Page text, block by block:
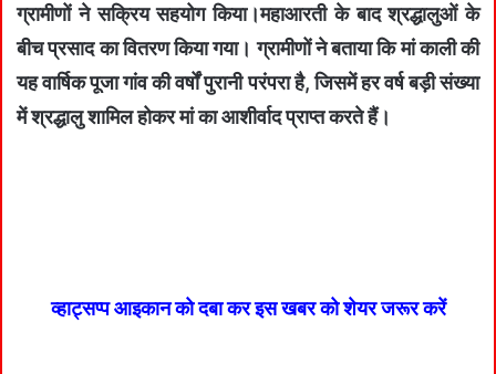
ग्रामीणों ने सक्रिय सहयोग किया।महाआरती के बाद श्रद्धालुओं के
बीच प्रसाद का वितरण किया गया। ग्रामीणों ने बताया कि मां काली की
यह वार्षिक पूजा गांव की वर्षों पुरानी परंपरा है, जिसमें हर वर्ष बड़ी संख्या
में श्रद्धालु शामिल होकर मां का आशीर्वाद प्राप्त करते हैं।
व्हाट्सप्प आइकान को दबा कर इस खबर को शेयर जरूर करें